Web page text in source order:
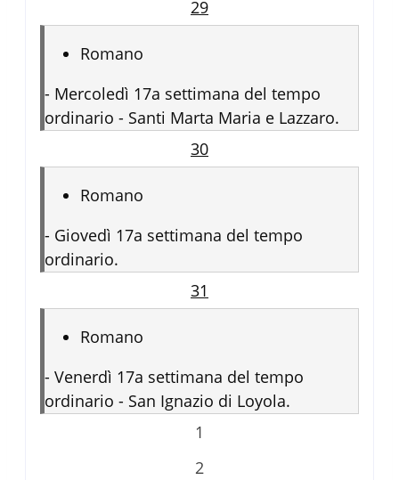
29
Romano
- Mercoledì 17a settimana del tempo
ordinario - Santi Marta Maria e Lazzaro.
30
Romano
- Giovedì 17a settimana del tempo
ordinario.
31
Romano
- Venerdì 17a settimana del tempo
ordinario - San Ignazio di Loyola.
1
2